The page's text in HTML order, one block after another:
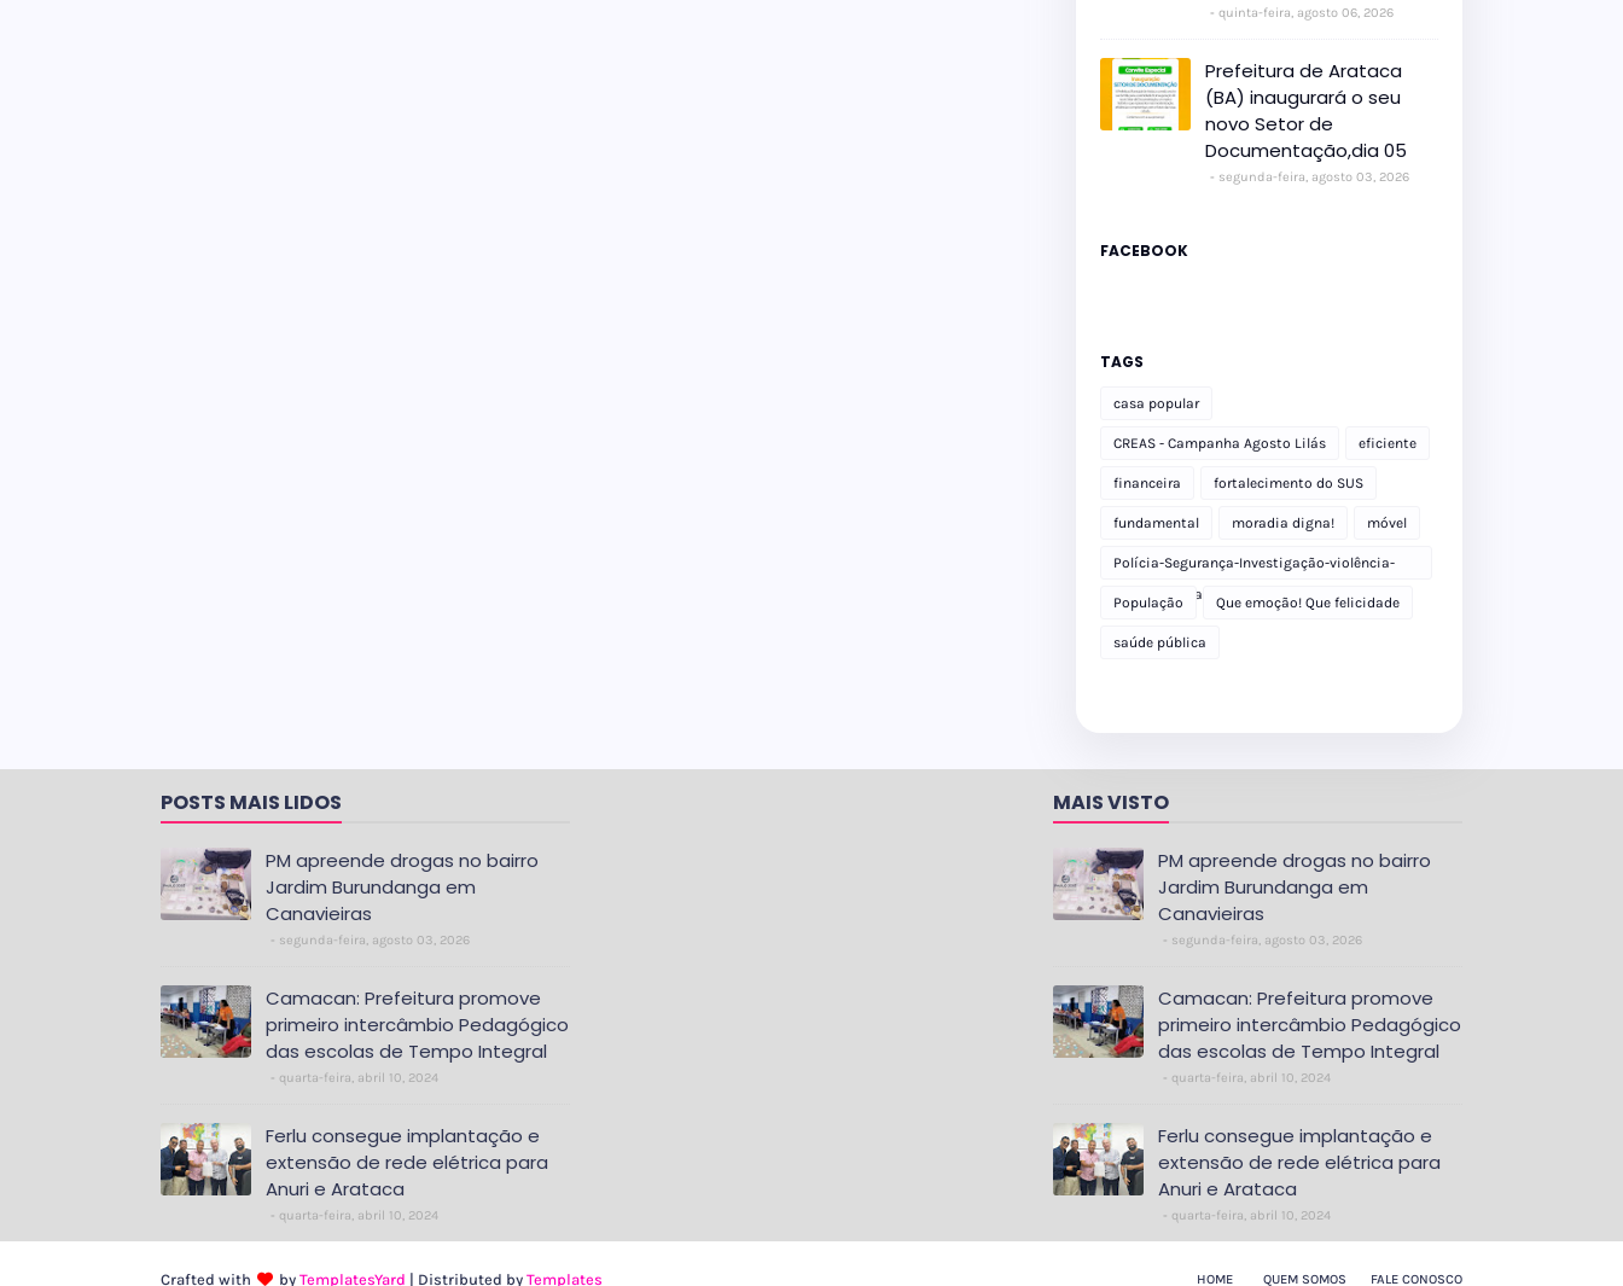
quinta-feira, agosto 06, 2026
Prefeitura de Arataca
(BA) inaugurará o seu
novo Setor de
Documentação,dia 05
segunda-feira, agosto 03, 2026
FACEBOOK
TAGS
casa popular
CREAS - Campanha Agosto Lilás eficiente
financeira fortalecimento do SUS
fundamental moradia digna! móvel
Polícia-Segurança-Investigação-violência-
Polícia Militar-delegacia
População Que emoção! Que felicidade
saúde pública
POSTS MAIS LIDOS
PM apreende drogas no bairro
Jardim Burundanga em
Canavieiras
segunda-feira, agosto 03, 2026
Camacan: Prefeitura promove
primeiro intercâmbio Pedagógico
das escolas de Tempo Integral
quarta-feira, abril 10, 2024
Ferlu consegue implantação e
extensão de rede elétrica para
Anuri e Arataca
quarta-feira, abril 10, 2024
MAIS VISTO
PM apreende drogas no bairro
Jardim Burundanga em
Canavieiras
segunda-feira, agosto 03, 2026
Camacan: Prefeitura promove
primeiro intercâmbio Pedagógico
das escolas de Tempo Integral
quarta-feira, abril 10, 2024
Ferlu consegue implantação e
extensão de rede elétrica para
Anuri e Arataca
quarta-feira, abril 10, 2024
HOME QUEM SOMOS FALE CONOSCO
Crafted with by TemplatesYard | Distributed by Templates